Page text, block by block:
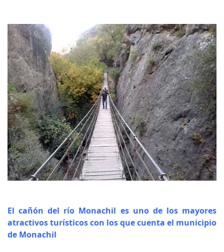
El cañón del río Monachil es uno de los mayores
atractivos turísticos con los que cuenta el municipio
de Monachil